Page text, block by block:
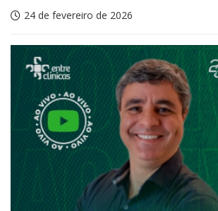
24 de fevereiro de 2026